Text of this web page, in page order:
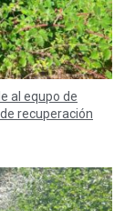
al equpo de
recuperación